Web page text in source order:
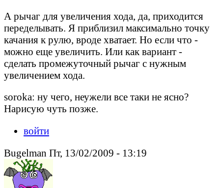
А рычаг для увеличения хода, да, приходится
переделывать. Я приблизил максимально точку
качания к рулю, вроде хватает. Но если что -
можно еще увеличить. Или как вариант -
сделать промежуточный рычаг с нужным
увеличением хода.
soroka: ну чего, неужели все таки не ясно?
Нарисую чуть позже.
войти
Bugelman Пт, 13/02/2009 - 13:19